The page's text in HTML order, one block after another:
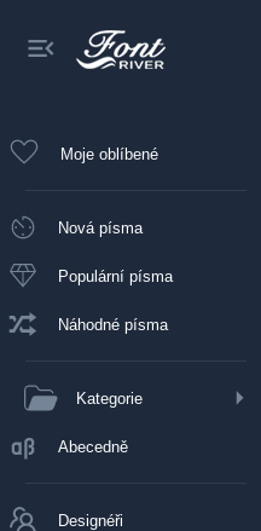
Moje oblíbené
Nová písma
Populární písma
Náhodné písma
Kategorie
Abecedně
Designéři